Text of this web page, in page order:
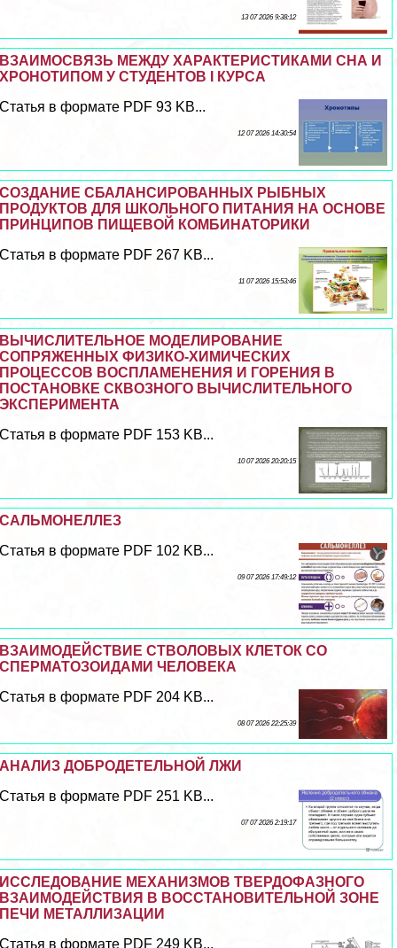
13 07 2026 9:38:12
ВЗАИМОСВЯЗЬ МЕЖДУ ХАРАКТЕРИСТИКАМИ СНА И
ХРОНОТИПОМ У СТУДЕНТОВ I КУРСА
Статья в формате PDF 93 KB...
12 07 2026 14:30:54
СОЗДАНИЕ СБАЛАНСИРОВАННЫХ РЫБНЫХ
ПРОДУКТОВ ДЛЯ ШКОЛЬНОГО ПИТАНИЯ НА ОСНОВЕ
ПРИНЦИПОВ ПИЩЕВОЙ КОМБИНАТОРИКИ
Статья в формате PDF 267 KB...
11 07 2026 15:53:46
ВЫЧИСЛИТЕЛЬНОЕ МОДЕЛИРОВАНИЕ
СОПРЯЖЕННЫХ ФИЗИКО-ХИМИЧЕСКИХ
ПРОЦЕССОВ ВОСПЛАМЕНЕНИЯ И ГОРЕНИЯ В
ПОСТАНОВКЕ СКВОЗНОГО ВЫЧИСЛИТЕЛЬНОГО
ЭКСПЕРИМЕНТА
Статья в формате PDF 153 KB...
10 07 2026 20:20:15
САЛЬМОНЕЛЛЕЗ
Статья в формате PDF 102 KB...
09 07 2026 17:49:12
ВЗАИМОДЕЙСТВИЕ СТВОЛОВЫХ КЛЕТОК СО
СПЕРМАТОЗОИДАМИ ЧЕЛОВЕКА
Статья в формате PDF 204 KB...
08 07 2026 22:25:39
АНАЛИЗ ДОБРОДЕТЕЛЬНОЙ ЛЖИ
Статья в формате PDF 251 KB...
07 07 2026 2:19:17
ИССЛЕДОВАНИЕ МЕХАНИЗМОВ ТВЕРДОФАЗНОГО
ВЗАИМОДЕЙСТВИЯ В ВОССТАНОВИТЕЛЬНОЙ ЗОНЕ
ПЕЧИ МЕТАЛЛИЗАЦИИ
Статья в формате PDF 249 KB...